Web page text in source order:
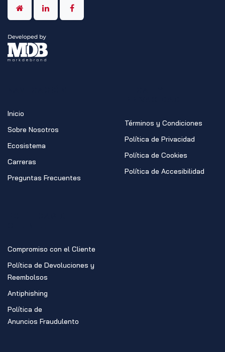
Inicio
Sobre Nosotros
Ecosistema
Carreras
Preguntas Frecuentes
Términos y Condiciones
Política de Privacidad
Política de Cookies
Política de Accesibilidad
Compromiso con el Cliente
Política de Devoluciones y
Reembolsos
Antiphishing
Política de
Anuncios Fraudulento